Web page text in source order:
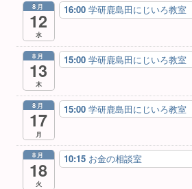
8月
12
水
16:00 学研鹿島田にじいろ教室
8月
13
木
15:00 学研鹿島田にじいろ教室
8月
17
月
15:00 学研鹿島田にじいろ教室
8月
18
火
10:15 お金の相談室